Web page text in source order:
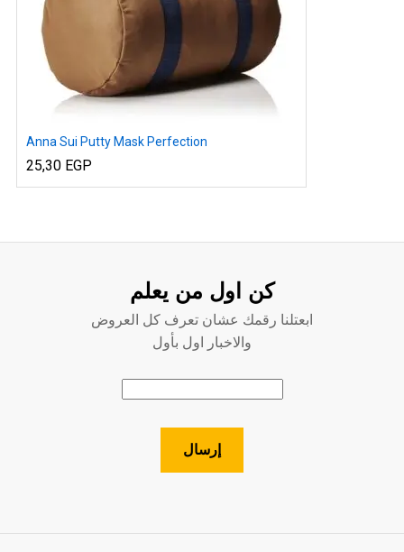
Anna Sui Putty Mask Perfection
25,30 EGP
كن اول من يعلم
ابعتلنا رقمك عشان تعرف كل العروض
والاخبار اول بأول